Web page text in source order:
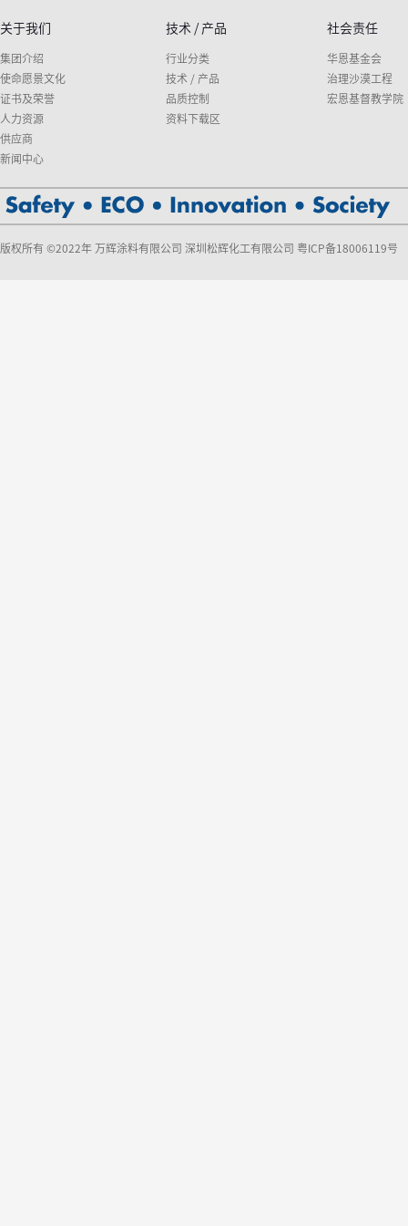
关于我们
集团介绍
使命愿景文化
证书及荣誉
人力资源
供应商
新闻中心
技术 / 产品
行业分类
技术 / 产品
品质控制
资料下载区
社会责任
华恩基金会
治理沙漠工程
宏恩基督教学院
版权所有 ©2022年 万辉涂料有限公司 深圳松辉化工有限公司 粤ICP备18006119号